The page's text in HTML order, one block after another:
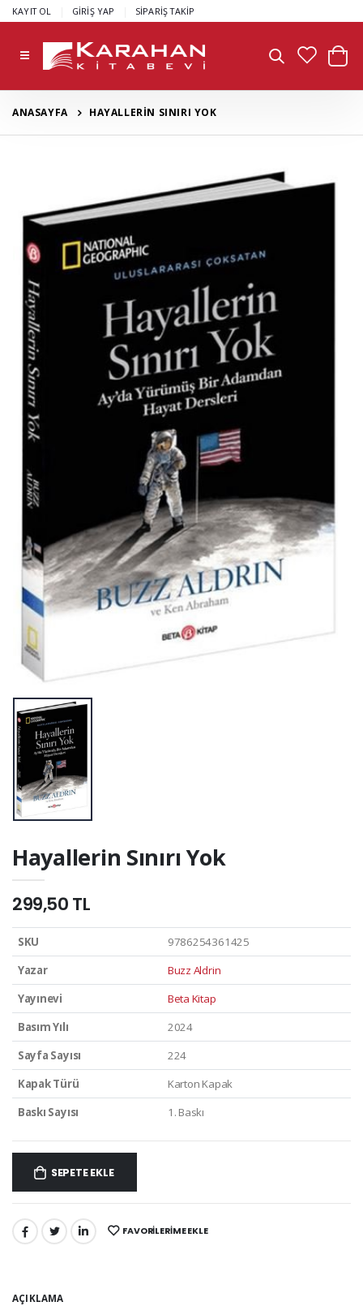
KAYIT OL GİRİŞ YAP SİPARİŞ TAKİP
ANASAYFA HAYALLERİN SINIRI YOK
Hayallerin Sınırı Yok
299,50 TL
SKU
9786254361425
Yazar
Buzz Aldrin
Yayınevi
Beta Kitap
Basım Yılı
2024
Sayfa Sayısı
224
Kapak Türü
Karton Kapak
Baskı Sayısı
1. Baskı
SEPETE EKLE
PAYLAŞ: FAVORILERIME EKLE
AÇIKLAMA